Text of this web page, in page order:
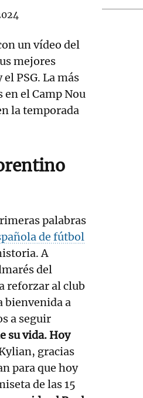
un vídeo del
mejores
PSG. La más
el Camp Nou
la temporada
palabras
de fútbol
A
del
reforzar al club
bienvenida a
a seguir
su vida. Hoy
gracias
para que hoy
de las 15